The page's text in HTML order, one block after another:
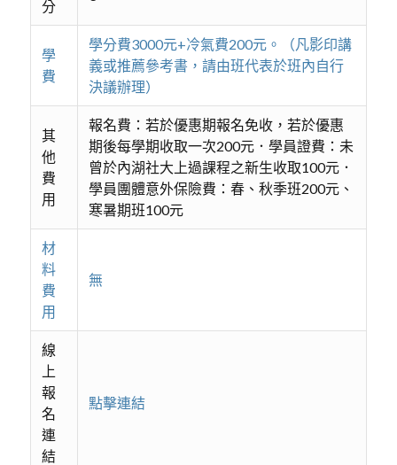
分
學
費
學分費3000元+冷氣費200元。（凡影印講
義或推薦參考書，請由班代表於班內自行
決議辦理）
其
他
費
用
報名費：若於優惠期報名免收，若於優惠
期後每學期收取一次200元．學員證費：未
曾於內湖社大上過課程之新生收取100元．
學員團體意外保險費：春、秋季班200元、
寒暑期班100元
材
料
費
用
無
線
上
報
名
連
結
點擊連結